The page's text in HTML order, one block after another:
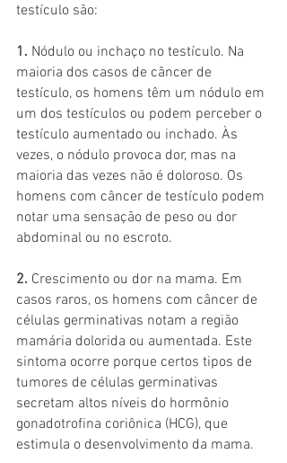
testículo são:
1. Nódulo ou inchaço no testículo. Na
maioria dos casos de câncer de
testículo, os homens têm um nódulo em
um dos testículos ou podem perceber o
testículo aumentado ou inchado. Às
vezes, o nódulo provoca dor, mas na
maioria das vezes não é doloroso. Os
homens com câncer de testículo podem
notar uma sensação de peso ou dor
abdominal ou no escroto.
2. Crescimento ou dor na mama. Em
casos raros, os homens com câncer de
células germinativas notam a região
mamária dolorida ou aumentada. Este
sintoma ocorre porque certos tipos de
tumores de células germinativas
secretam altos níveis do hormônio
gonadotrofina coriônica (HCG), que
estimula o desenvolvimento da mama.